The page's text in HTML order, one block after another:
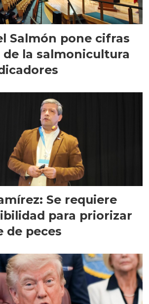
Salmón pone cifras
la salmonicultura
Se requiere
para priorizar
de peces